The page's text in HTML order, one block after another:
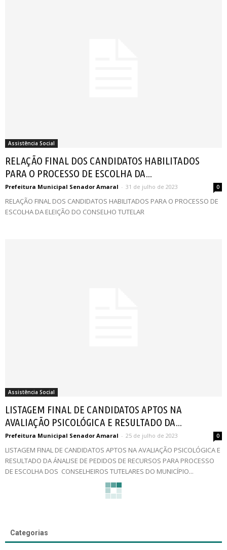
Assistência Social
RELAÇÃO FINAL DOS CANDIDATOS HABILITADOS
PARA O PROCESSO DE ESCOLHA DA...
Prefeitura Municipal Senador Amaral - 31 de julho de 2023 0
RELAÇÃO FINAL DOS CANDIDATOS HABILITADOS PARA O PROCESSO DE
ESCOLHA DA ELEIÇÃO DO CONSELHO TUTELAR
Assistência Social
LISTAGEM FINAL DE CANDIDATOS APTOS NA
AVALIAÇÃO PSICOLÓGICA E RESULTADO DA...
Prefeitura Municipal Senador Amaral - 25 de julho de 2023 0
LISTAGEM FINAL DE CANDIDATOS APTOS NA AVALIAÇÃO PSICOLÓGICA E
RESULTADO DA ÁNALISE DE PEDIDOS DE RECURSOS PARA PROCESSO
DE ESCOLHA DOS CONSELHEIROS TUTELARES DO MUNICÍPIO...
Categorias